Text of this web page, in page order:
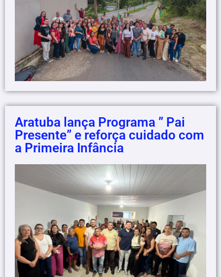
Aratuba lança Programa ” Pai
Presente” e reforça cuidado com
a Primeira Infância